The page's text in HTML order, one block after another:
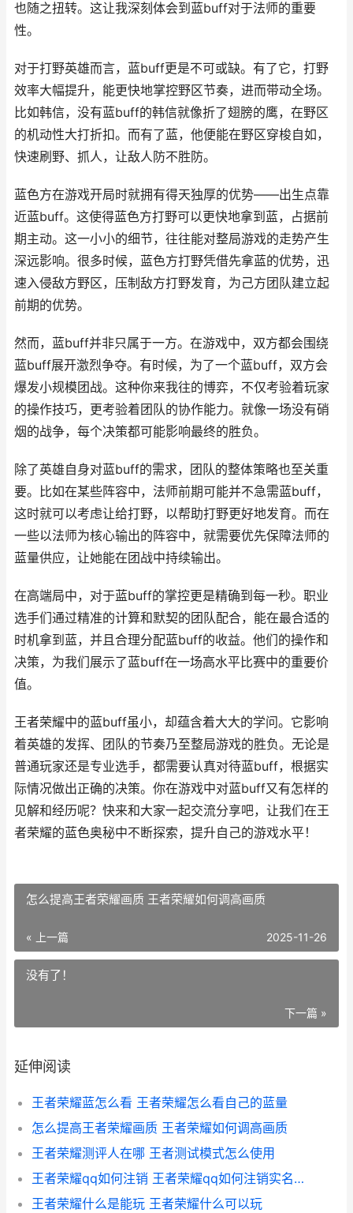
也随之扭转。这让我深刻体会到蓝buff对于法师的重要
性。
对于打野英雄而言，蓝buff更是不可或缺。有了它，打野
效率大幅提升，能更快地掌控野区节奏，进而带动全场。
比如韩信，没有蓝buff的韩信就像折了翅膀的鹰，在野区
的机动性大打折扣。而有了蓝，他便能在野区穿梭自如，
快速刷野、抓人，让敌人防不胜防。
蓝色方在游戏开局时就拥有得天独厚的优势——出生点靠
近蓝buff。这使得蓝色方打野可以更快地拿到蓝，占据前
期主动。这一小小的细节，往往能对整局游戏的走势产生
深远影响。很多时候，蓝色方打野凭借先拿蓝的优势，迅
速入侵敌方野区，压制敌方打野发育，为己方团队建立起
前期的优势。
然而，蓝buff并非只属于一方。在游戏中，双方都会围绕
蓝buff展开激烈争夺。有时候，为了一个蓝buff，双方会
爆发小规模团战。这种你来我往的博弈，不仅考验着玩家
的操作技巧，更考验着团队的协作能力。就像一场没有硝
烟的战争，每个决策都可能影响最终的胜负。
除了英雄自身对蓝buff的需求，团队的整体策略也至关重
要。比如在某些阵容中，法师前期可能并不急需蓝buff，
这时就可以考虑让给打野，以帮助打野更好地发育。而在
一些以法师为核心输出的阵容中，就需要优先保障法师的
蓝量供应，让她能在团战中持续输出。
在高端局中，对于蓝buff的掌控更是精确到每一秒。职业
选手们通过精准的计算和默契的团队配合，能在最合适的
时机拿到蓝，并且合理分配蓝buff的收益。他们的操作和
决策，为我们展示了蓝buff在一场高水平比赛中的重要价
值。
王者荣耀中的蓝buff虽小，却蕴含着大大的学问。它影响
着英雄的发挥、团队的节奏乃至整局游戏的胜负。无论是
普通玩家还是专业选手，都需要认真对待蓝buff，根据实
际情况做出正确的决策。你在游戏中对蓝buff又有怎样的
见解和经历呢？快来和大家一起交流分享吧，让我们在王
者荣耀的蓝色奥秘中不断探索，提升自己的游戏水平！
怎么提高王者荣耀画质 王者荣耀如何调高画质
« 上一篇 2025-11-26
没有了！
下一篇 »
延伸阅读
王者荣耀蓝怎么看 王者荣耀怎么看自己的蓝量
怎么提高王者荣耀画质 王者荣耀如何调高画质
王者荣耀测评人在哪 王者测试模式怎么使用
王者荣耀qq如何注销 王者荣耀qq如何注销实名认证
王者荣耀什么是能玩 王者荣耀什么可以玩